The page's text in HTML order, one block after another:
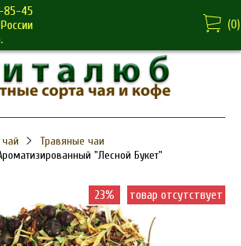
85-45
(0)
Травяные чаи
"Лесной Букет"
23% товар отсутствует